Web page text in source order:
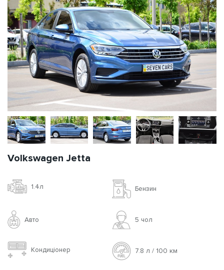
Volkswagen Jetta
1.4л Бензин
Авто 5 чoл
Кондиціонер 7.8 л / 100 км